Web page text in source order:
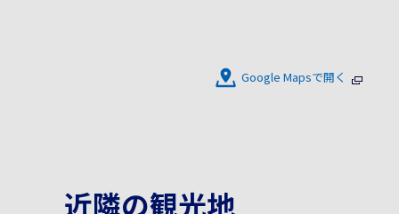
Google Mapsで開く
近隣の観光地